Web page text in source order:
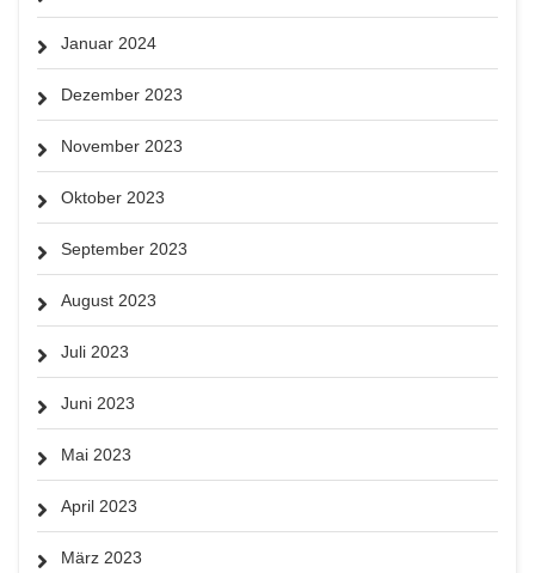
Januar 2024
Dezember 2023
November 2023
Oktober 2023
September 2023
August 2023
Juli 2023
Juni 2023
Mai 2023
April 2023
März 2023